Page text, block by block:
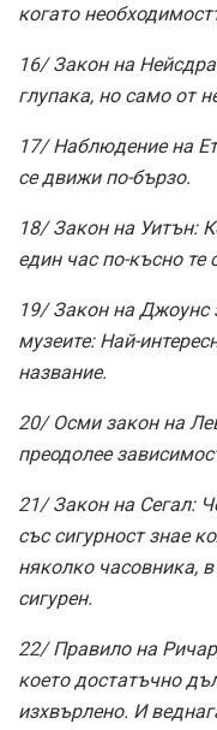
когато
16/ Закон на
глупака, но само от
17/ Наблюдение на
се движи по-бързо.
18/ Закон на Уитън:
един час по-късно те
19/ Закон на Джоунс
музеите: Най-
название.
20/ Осми закон на
преодолее
21/ Закон на Сегал:
със сигурност знае
няколко часовника,
сигурен.
22/ Правило на
което достатъчно
изхвърлено. И